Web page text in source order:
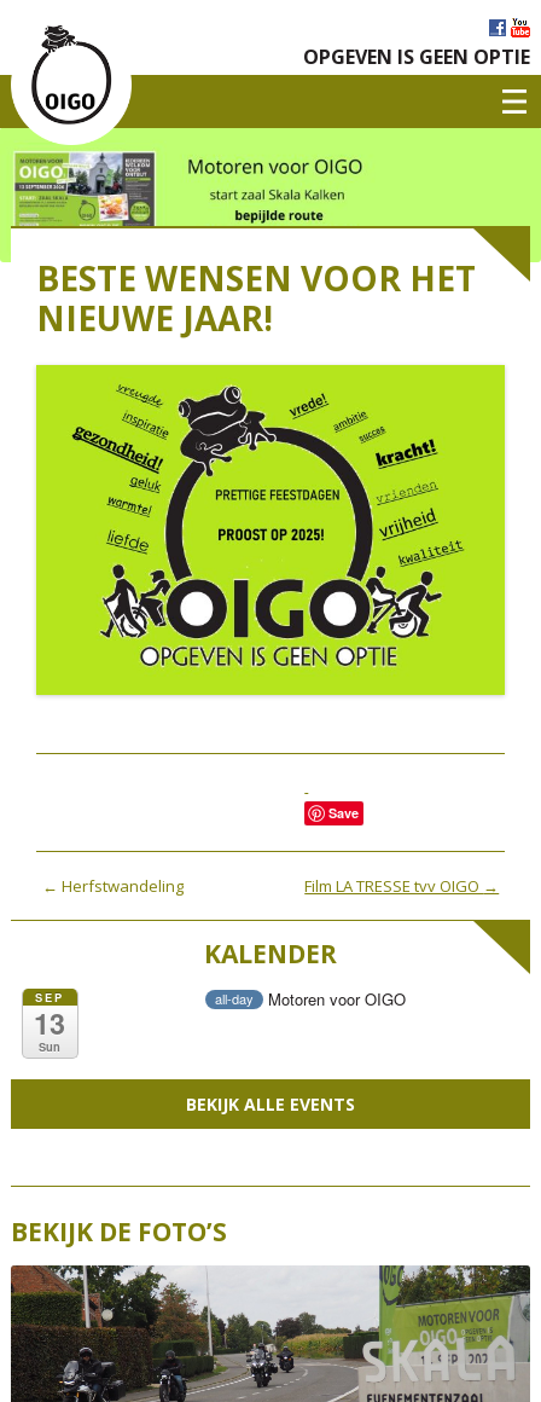
OPGEVEN IS GEEN OPTIE
BESTE WENSEN VOOR HET
NIEUWE JAAR!
Save
P
o
n
a
v
o
n
← Herfstwandeling Film LA TRESSE tvv OIGO →
KALENDER
SEP
13
Sun
all-day Motoren voor OIGO
BEKIJK ALLE EVENTS
BEKIJK DE FOTO’S